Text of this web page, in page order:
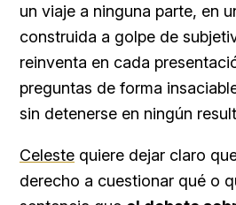
un viaje a ninguna parte, en
construida a golpe de
reinventa en cada
preguntas de forma
sin detenerse en ningún
Celeste quiere dejar claro
derecho a cuestionar qué o